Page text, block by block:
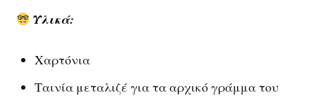
Υλικά:
Χαρτόνια
Ταινία μεταλιζέ για τα αρχικό γράμμα του